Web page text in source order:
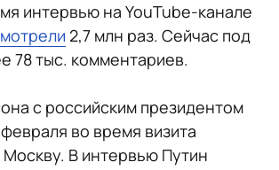
интервью на YouTube-канале
2,7 млн раз. Сейчас под
78 тыс. комментариев.
с российским президентом
во время визита
В интервью Путин